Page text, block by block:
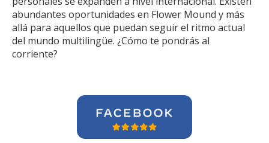
abundantes oportunidades en Flower Mound y más
allá para aquellos que puedan seguir el ritmo actual
del mundo multilingüe. ¿Cómo te pondrás al
corriente?